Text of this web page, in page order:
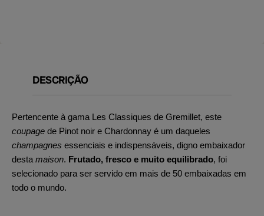
DESCRIÇÃO
Pertencente à gama Les Classiques de Gremillet, este
coupage de Pinot noir e Chardonnay é um daqueles
champagnes essenciais e indispensáveis, digno embaixador
desta maison. Frutado, fresco e muito equilibrado, foi
selecionado para ser servido em mais de 50 embaixadas em
todo o mundo.